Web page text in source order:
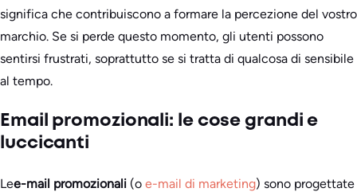
significa che contribuiscono a formare la percezione del vostro
marchio. Se si perde questo momento, gli utenti possono
sentirsi frustrati, soprattutto se si tratta di qualcosa di sensibile
al tempo.
Email promozionali: le cose grandi e
luccicanti
Lee-mail promozionali (o e-mail di marketing) sono progettate